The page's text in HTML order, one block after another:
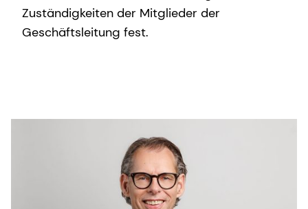
Zuständigkeiten der Mitglieder der
Geschäftsleitung fest.